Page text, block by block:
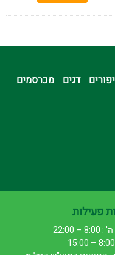
דגים מכרסמים
פעילות
22:00